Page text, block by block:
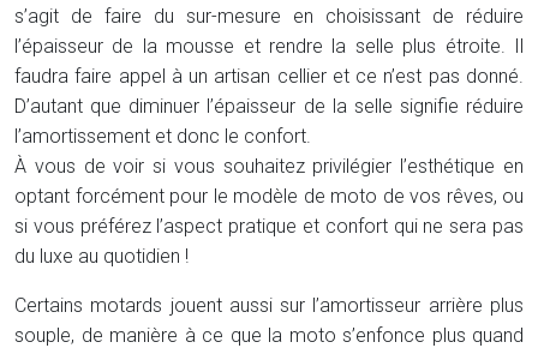
s’agit de faire du sur-mesure en choisissant de réduire
l’épaisseur de la mousse et rendre la selle plus étroite. Il
faudra faire appel à un artisan cellier et ce n’est pas donné.
D’autant que diminuer l’épaisseur de la selle signifie réduire
l’amortissement et donc le confort.
À vous de voir si vous souhaitez privilégier l’esthétique en
optant forcément pour le modèle de moto de vos rêves, ou
si vous préférez l’aspect pratique et confort qui ne sera pas
du luxe au quotidien !
Certains motards jouent aussi sur l’amortisseur arrière plus
souple, de manière à ce que la moto s’enfonce plus quand